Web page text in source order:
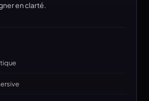
en clarté.